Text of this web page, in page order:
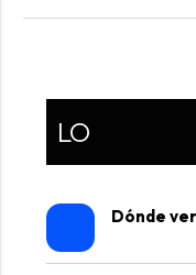
LO
Dónde